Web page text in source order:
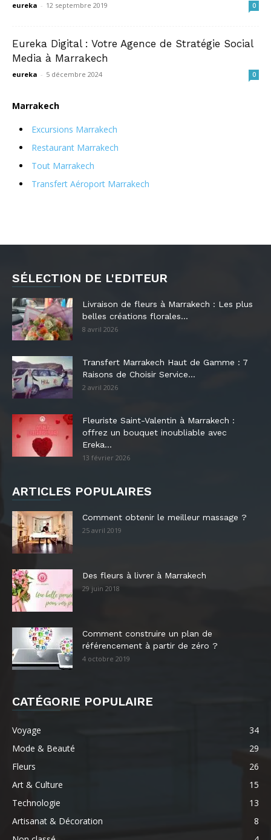
eureka - 12 septembre 2019 0
Eureka Digital : Votre Agence de Stratégie Social
Media à Marrakech
eureka - 5 décembre 2024 0
Marrakech
Excursions Marrakech
Restaurant Marrakech
Tout Marrakech
Transfert Aéroport Marrakech
SÉLECTION DE L'EDITEUR
Livraison de fleurs à Marrakech : Les plus
belles créations florales...
8 avril 2026
Transfert Marrakech Haut de Gamme : 7
Raisons de Choisir Service...
2 avril 2026
Fleuriste Saint-Valentin à Marrakech :
offrez un bouquet inoubliable avec
Ereka...
13 février 2026
ARTICLES POPULAIRES
Comment obtenir le meilleur massage ?
25 avril 2019
Des fleurs à livrer à Marrakech
29 juin 2018
Comment construire un plan de
référencement à partir de zéro ?
4 octobre 2019
CATÉGORIE POPULAIRE
Voyage
34
Mode & Beauté
29
Fleurs
26
Art & Culture
15
Technologie
13
Artisanat & Décoration
8